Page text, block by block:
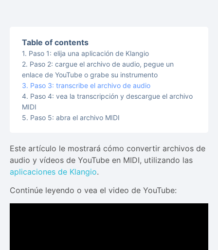
Table of contents
Paso 1: elija una aplicación de Klangio
Paso 2: cargue el archivo de audio, pegue un
enlace de YouTube o grabe su instrumento
Paso 3: transcribe el archivo de audio
Paso 4: vea la transcripción y descargue el archivo
MIDI
Paso 5: abra el archivo MIDI
Este artículo le mostrará cómo convertir archivos de
audio y vídeos de YouTube en MIDI, utilizando las
aplicaciones de Klangio.
Continúe leyendo o vea el video de YouTube: